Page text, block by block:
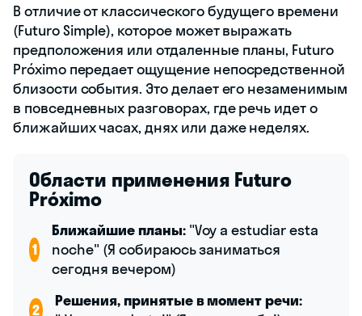
В отличие от классического будущего времени
(Futuro Simple), которое может выражать
предположения или отдаленные планы, Futuro
Próximo передает ощущение непосредственной
близости события. Это делает его незаменимым
в повседневных разговорах, где речь идет о
ближайших часах, днях или даже неделях.
Области применения Futuro
Próximo
1
Ближайшие планы:"Voy a estudiar esta
noche" (Я собираюсь заниматься
сегодня вечером)
2
Решения, принятые в момент речи: